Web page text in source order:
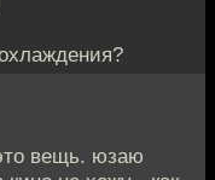
вещь. юзаю